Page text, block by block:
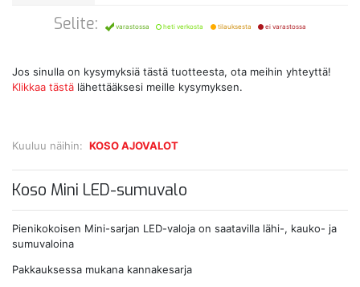
Kuuluu näihin: KOSO AJOVALOT
Selite: varastossa heti verkosta tilauksesta ei varastossa
Jos sinulla on kysymyksiä tästä tuotteesta, ota meihin yhteyttä!
Klikkaa tästä lähettääksesi meille kysymyksen.
Koso Mini LED-sumuvalo
Pienikokoisen Mini-sarjan LED-valoja on saatavilla lähi-, kauko- ja
sumuvaloina
Pakkauksessa mukana kannakesarja